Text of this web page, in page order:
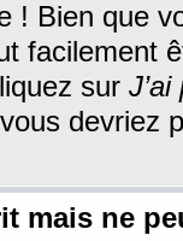
! Bien que
facilement
sur
devriez
mais ne